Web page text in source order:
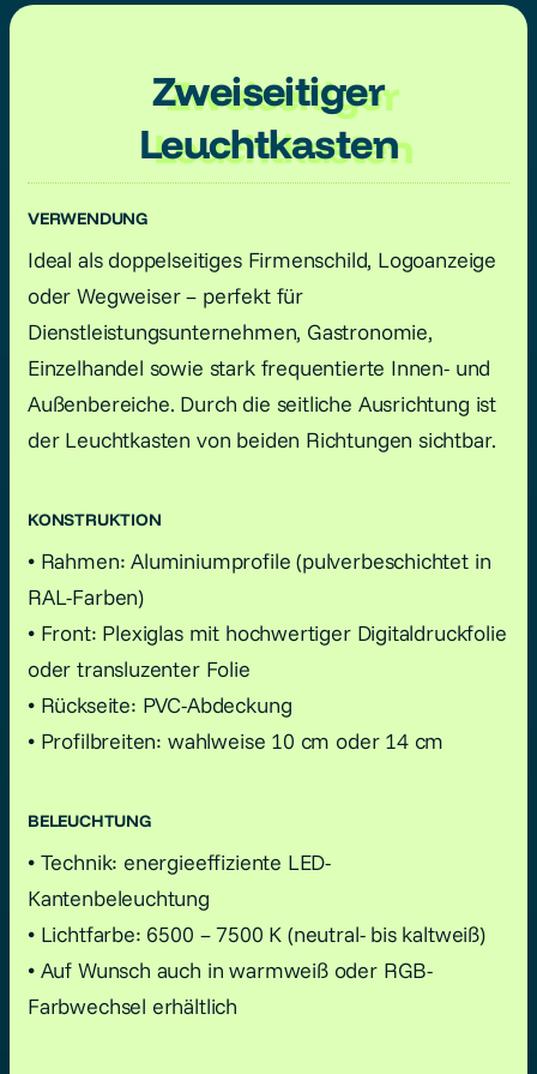
Zweiseitiger
Leuchtkasten
VERWENDUNG
Ideal als doppelseitiges Firmenschild, Logoanzeige
oder Wegweiser – perfekt für
Dienstleistungsunternehmen, Gastronomie,
Einzelhandel sowie stark frequentierte Innen- und
Außenbereiche. Durch die seitliche Ausrichtung ist
der Leuchtkasten von beiden Richtungen sichtbar.
KONSTRUKTION
• Rahmen: Aluminiumprofile (pulverbeschichtet in
RAL-Farben)
• Front: Plexiglas mit hochwertiger Digitaldruckfolie
oder transluzenter Folie
• Rückseite: PVC-Abdeckung
• Profilbreiten: wahlweise 10 cm oder 14 cm
BELEUCHTUNG
• Technik: energieeffiziente LED-
Kantenbeleuchtung
• Lichtfarbe: 6500 – 7500 K (neutral- bis kaltweiß)
• Auf Wunsch auch in warmweiß oder RGB-
Farbwechsel erhältlich